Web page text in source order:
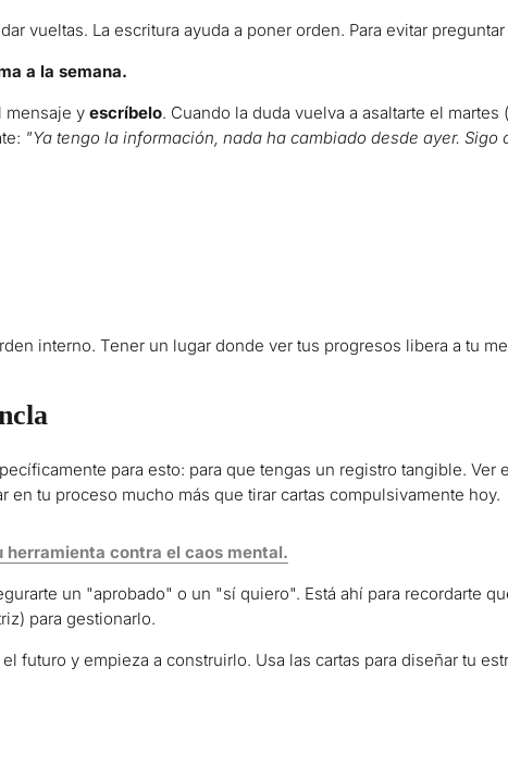
vueltas. La escritura ayuda a poner orden. Para evitar
a la semana.
mensaje yescríbelo. Cuando la duda vuelva a asaltarte el
"Ya tengo la información, nada ha cambiado desde ayer. Sigo
interno. Tener un lugar donde ver tus progresos libera a tu
para esto: para que tengas un registro tangible. Ver
en tu proceso mucho más que tirar cartas compulsivamente hoy.
herramienta contra el caos mental.
un "aprobado" o un "sí quiero". Está ahí para recordarte
para gestionarlo.
futuro y empieza a construirlo. Usa las cartas para diseñar tu